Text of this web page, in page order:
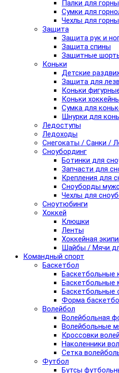
Палки для
Сумки для
Чехлы для
Защита
Защита рук и
Защита спины
Защитные
Коньки
Детские
Защита для
Коньки
Коньки
Сумка для
Шнурки для
Ледоступы
Ледоходы
Снегокаты / Санки /
Сноубординг
Ботинки для
Запчасти для
Крепления для
Сноуборды
Чехлы для
Сноутюбинги
Хоккей
Клюшки
Ленты
Хоккейная
Шайбы / Мячи
Командный спорт
Баскетбол
Баскетбольные
Баскетбольные
Форма
Волейбол
Волейбольная
Волейбольные
Кроссовки
Наколенники
Сетка
Футбол
Бутсы